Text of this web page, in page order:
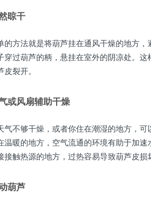
晾干
的方法就是将葫芦挂在通风干燥的地方
穿过葫芦的柄，悬挂在室外的阴凉处。
皮裂开。
或风扇辅助干燥
气不够干燥，或者你住在潮湿的地方，
温暖的地方，空气流通的环境有助于加
接触热源的地方，过热容易导致葫芦皮损
葫芦